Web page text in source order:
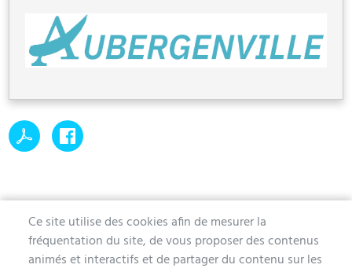
Ce site utilise des cookies afin de mesurer la
fréquentation du site, de vous proposer des contenus
animés et interactifs et de partager du contenu sur les
MAIRIE D'AUBERGENVILLE